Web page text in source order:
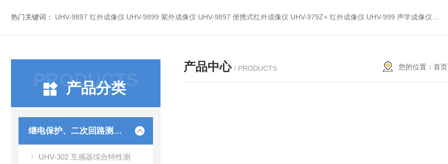
热门关键词： UHV-9897 红外成像仪 UHV-9899 紫外成像仪 UHV-9897 便携式红外成像仪 UHV-979Z+ 红外成像仪 UHV-999 声学成像仪
PRODUCTS
产品分类
继电保护、二次回路测试仪器
UHV-302 互感器综合特性测
产品中心 / PRODUCTS 您的位置： 首页